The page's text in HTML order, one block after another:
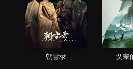
朝雪录 父辈